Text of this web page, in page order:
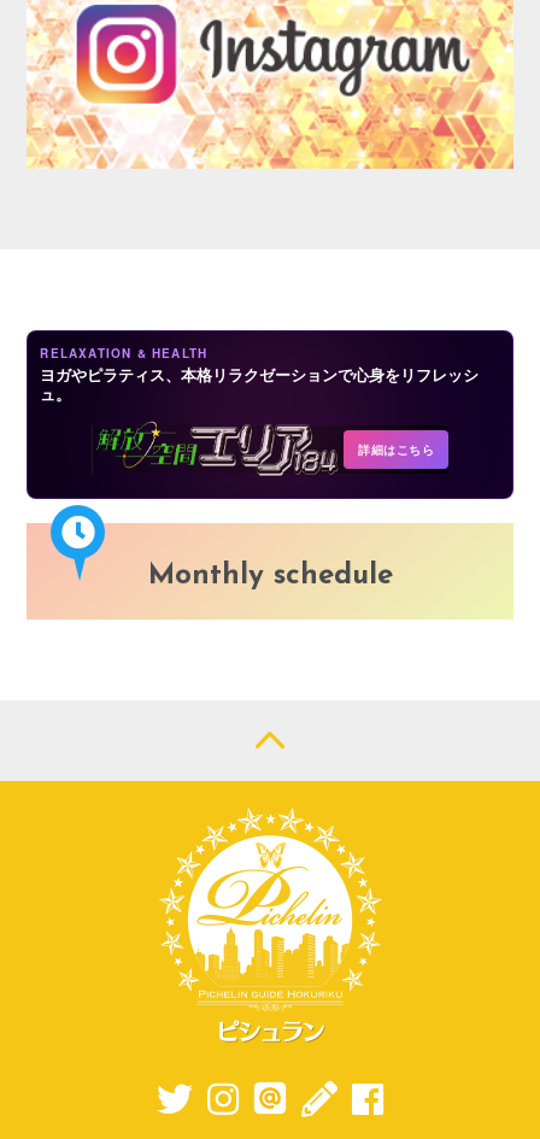
AUDITION
LOGIN
RELAXATION & HEALTH
ヨガやピラティス、本格リラクゼーションで心身をリフレッシ
ュ。
詳細はこちら
Monthly schedule